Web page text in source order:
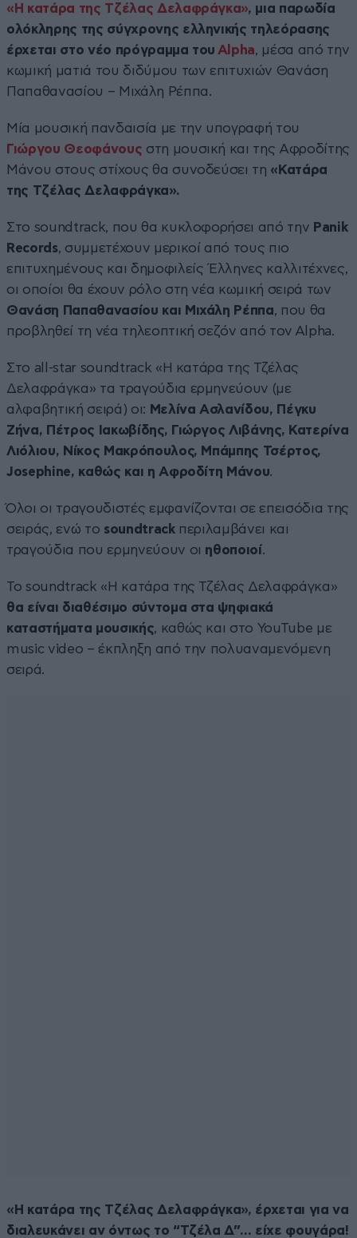
«Η κατάρα της Τζέλας Δελαφράγκα», μια παρωδία
ολόκληρης της σύγχρονης ελληνικής τηλεόρασης
έρχεται στο νέο πρόγραμμα του Alpha, μέσα από την
κωμική ματιά του διδύμου των επιτυχιών Θανάση
Παπαθανασίου – Μιχάλη Ρέππα.
Μία μουσική πανδαισία με την υπογραφή του
Γιώργου Θεοφάνους στη μουσική και της Αφροδίτης
Μάνου στους στίχους θα συνοδεύσει τη «Κατάρα
της Τζέλας Δελαφράγκα».
Στο soundtrack, που θα κυκλοφορήσει από την Panik
Records, συμμετέχουν μερικοί από τους πιο
επιτυχημένους και δημοφιλείς Έλληνες καλλιτέχνες,
οι οποίοι θα έχουν ρόλο στη νέα κωμική σειρά των
Θανάση Παπαθανασίου και Μιχάλη Ρέππα, που θα
προβληθεί τη νέα τηλεοπτική σεζόν από τον Alpha.
Στο all-star soundtrack «Η κατάρα της Τζέλας
Δελαφράγκα» τα τραγούδια ερμηνεύουν (με
αλφαβητική σειρά) οι: Μελίνα Ασλανίδου, Πέγκυ
Ζήνα, Πέτρος Ιακωβίδης, Γιώργος Λιβάνης, Κατερίνα
Λιόλιου, Νίκος Μακρόπουλος, Μπάμπης Τσέρτος,
Josephine, καθώς και η Αφροδίτη Μάνου.
Όλοι οι τραγουδιστές εμφανίζονται σε επεισόδια της
σειράς, ενώ το soundtrack περιλαμβάνει και
τραγούδια που ερμηνεύουν οι ηθοποιοί.
Το soundtrack «Η κατάρα της Τζέλας Δελαφράγκα»
θα είναι διαθέσιμο σύντομα στα ψηφιακά
καταστήματα μουσικής, καθώς και στο YouTube με
music video – έκπληξη από την πολυαναμενόμενη
σειρά.
«Η κατάρα της Τζέλας Δελαφράγκα», έρχεται για να
διαλευκάνει αν όντως το “Τζέλα Δ”… είχε φουγάρα!